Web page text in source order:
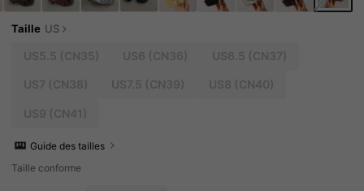
Taille US
Guide des tailles
Taille conforme